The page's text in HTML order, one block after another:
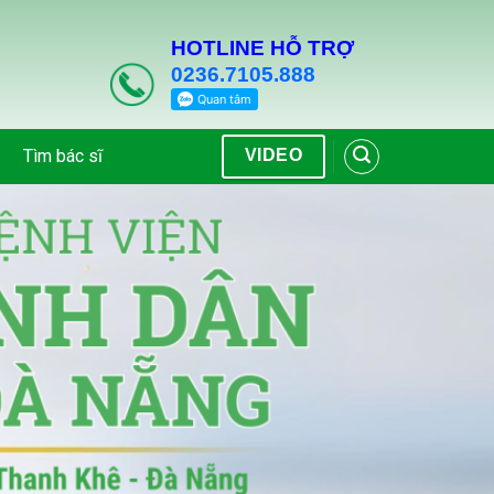
HOTLINE HỖ TRỢ
0236.7105.888
Tìm bác sĩ VIDEO